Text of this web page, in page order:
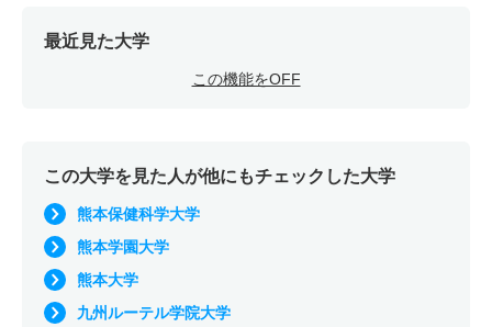
最近見た大学
この機能をOFF
この大学を見た人が他にもチェックした大学
熊本保健科学大学
熊本学園大学
熊本大学
九州ルーテル学院大学